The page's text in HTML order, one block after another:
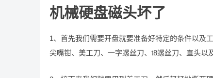
机械硬盘磁头坏了
1、首先我们需要开盘就要准备好特定的条件以及
尖嘴钳、美工刀、一字螺丝刀、t8螺丝刀、直头以